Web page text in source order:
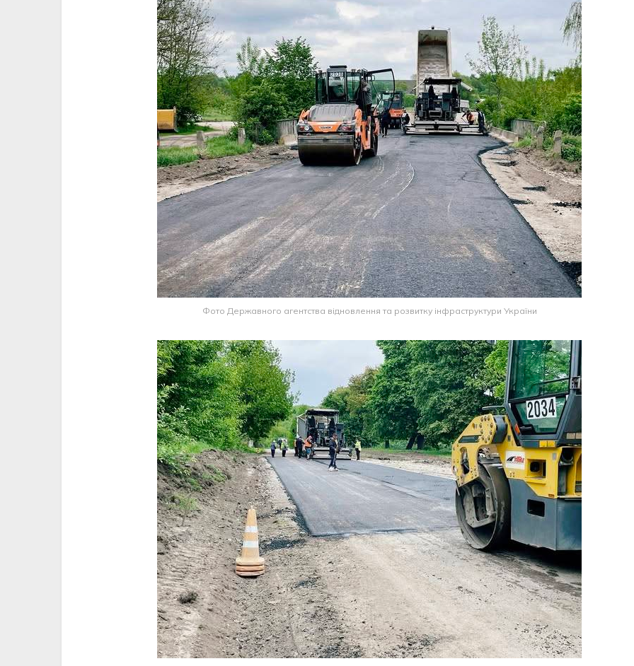
Фото Державного агентства відновлення та розвитку інфраструктури України